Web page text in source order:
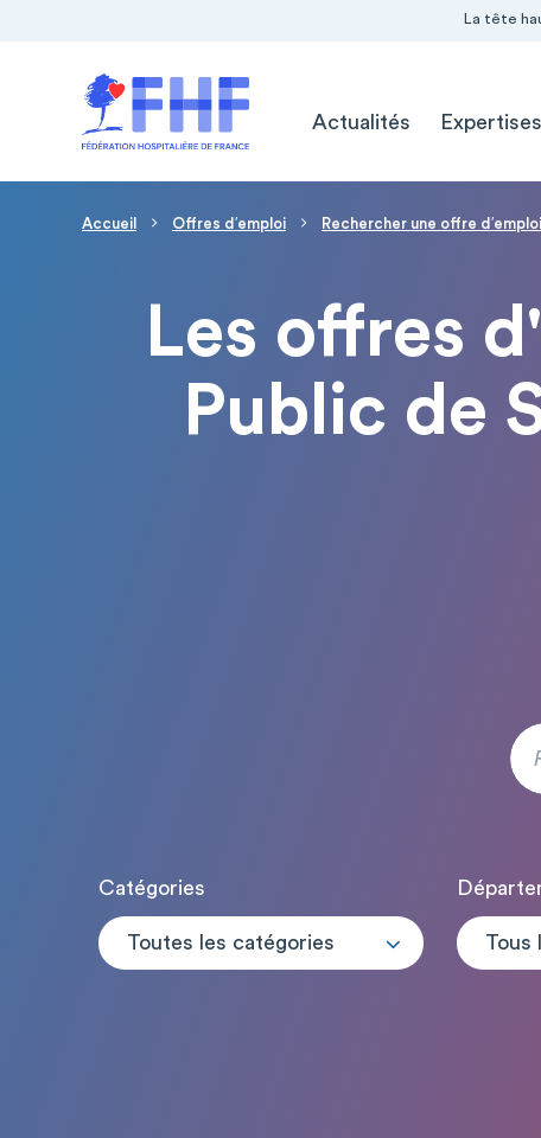
La tête
Actualités
Expertises
Fil d'Ariane
Accueil Offres d′emploi Rechercher une offre d′emploi
Les offres
Public de
Catégories
Toutes les catégories Tous